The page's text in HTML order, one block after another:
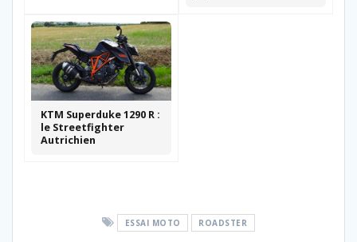
KTM Superduke 1290 R :
le Streetfighter
Autrichien
ESSAI MOTO ROADSTER